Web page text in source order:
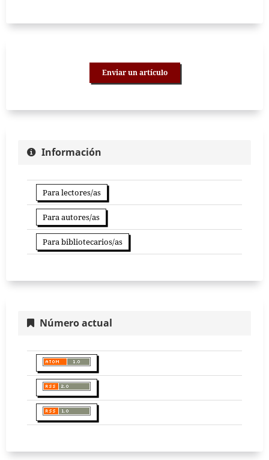
Enviar un artículo
Información
Para lectores/as
Para autores/as
Para bibliotecarios/as
Número actual